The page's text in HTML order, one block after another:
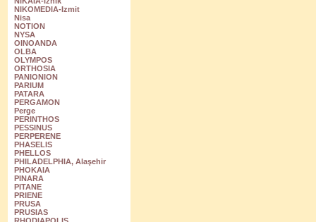
NIKOMEDIA-Izmit
Nisa
NOTION
NYSA
OINOANDA
OLBA
OLYMPOS
ORTHOSIA
PANIONION
PARIUM
PATARA
PERGAMON
Perge
PERINTHOS
PESSINUS
PERPERENE
PHASELIS
PHELLOS
PHILADELPHIA, Alaşehir
PHOKAIA
PINARA
PITANE
PRIENE
PRUSA
PRUSIAS